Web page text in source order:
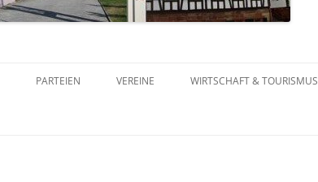
PARTEIEN VEREINE WIRTSCHAFT & TOURISMUS